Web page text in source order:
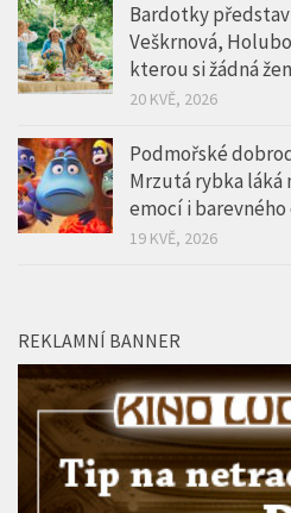
Bardotky
Veškrnová,
kterou si žádná
20 KVĚ, 2026
Podmořské
Mrzutá rybka
emocí i barevného
19 KVĚ, 2026
REKLAMNÍ BANNER